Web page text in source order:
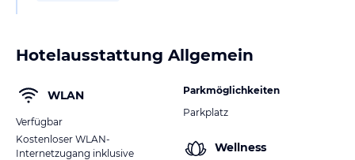
Hotelausstattung Allgemein
WLAN
Verfügbar
Kostenloser WLAN-
Internetzugang inklusive
Parkmöglichkeiten
Parkplatz
Wellness